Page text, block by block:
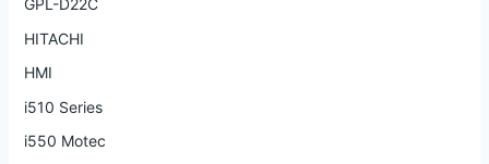
GPL-D22C
HITACHI
HMI
i510 Series
i550 Motec